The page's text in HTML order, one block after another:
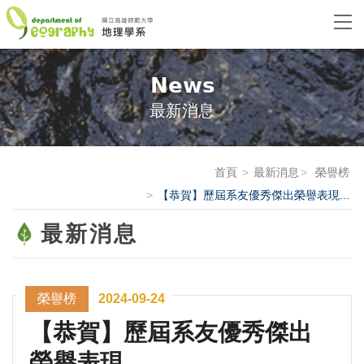
News
最新消息
首頁 最新消息
榮譽榜
【恭賀】歷屆系友優秀傑出榮譽表現...
最新消息
榮譽榜 2024-09-24
【恭賀】歷屆系友優秀傑出